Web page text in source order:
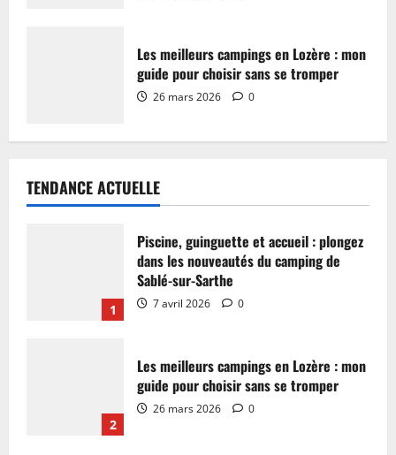
Les meilleurs campings en Lozère : mon
guide pour choisir sans se tromper
26 mars 2026 0
TENDANCE ACTUELLE
1
Piscine, guinguette et accueil : plongez
dans les nouveautés du camping de
Sablé-sur-Sarthe
7 avril 2026 0
2
Les meilleurs campings en Lozère : mon
guide pour choisir sans se tromper
26 mars 2026 0